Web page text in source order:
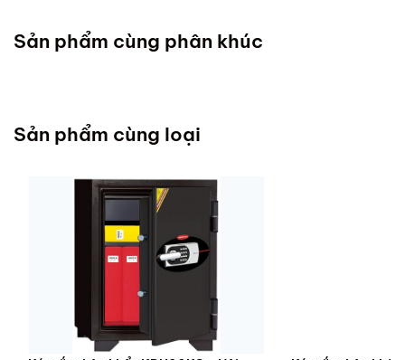
Sản phẩm cùng phân khúc
Sản phẩm cùng loại